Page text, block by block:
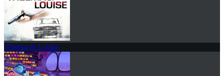
Thelma & Louise